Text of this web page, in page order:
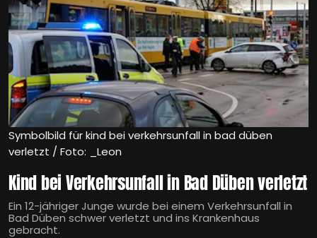
Symbolbild für kind bei verkehrsunfall in bad düben
verletzt / Foto: _Leon
Kind bei Verkehrsunfall in Bad Düben verletzt
Ein 12-jähriger Junge wurde bei einem Verkehrsunfall in
Bad Düben schwer verletzt und ins Krankenhaus
gebracht.